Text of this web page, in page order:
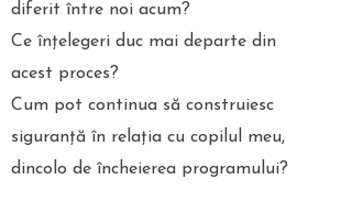
diferit între noi acum?
Ce înțelegeri duc mai departe din
acest proces?
Cum pot continua să construiesc
siguranță în relația cu copilul meu,
dincolo de încheierea programului?